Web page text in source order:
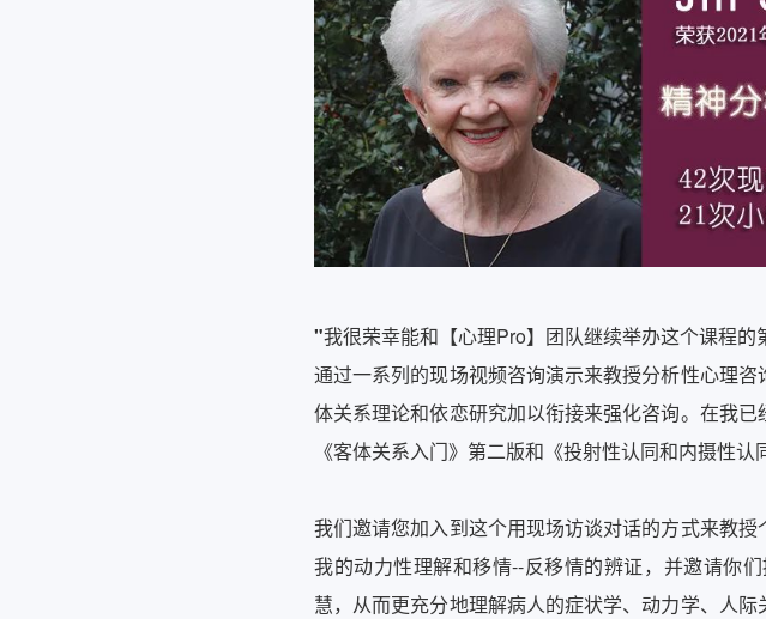
"我很荣幸能和【心理Pro】团队继续举办这个课程
通过一系列的现场视频咨询演示来教授分析性心理
体关系理论和依恋研究加以衔接来强化咨询。在我
《客体关系入门》第二版和《投射性认同和内摄性认
我们邀请您加入到这个用现场访谈对话的方式来教
我的动力性理解和移情--反移情的辨证，并邀请你
慧，从而更充分地理解病人的症状学、动力学、人